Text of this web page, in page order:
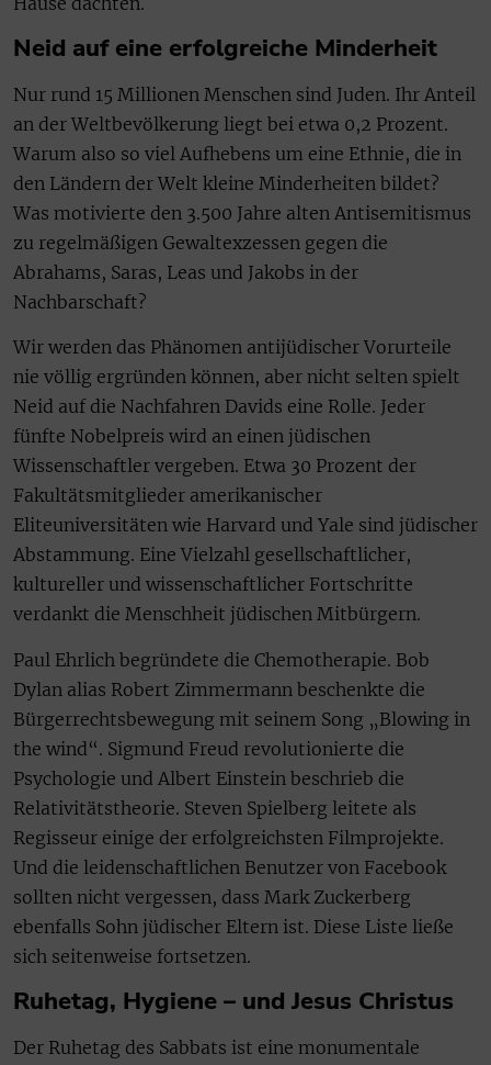
Neid auf eine erfolgreiche Minderheit
Nur rund 15 Millionen Menschen sind Juden. Ihr Anteil
an der Weltbevölkerung liegt bei etwa 0,2 Prozent.
Warum also so viel Aufhebens um eine Ethnie, die in
den Ländern der Welt kleine Minderheiten bildet?
Was motivierte den 3.500 Jahre alten Antisemitismus
zu regelmäßigen Gewaltexzessen gegen die
Abrahams, Saras, Leas und Jakobs in der
Nachbarschaft?
Wir werden das Phänomen antijüdischer Vorurteile
nie völlig ergründen können, aber nicht selten spielt
Neid auf die Nachfahren Davids eine Rolle. Jeder
fünfte Nobelpreis wird an einen jüdischen
Wissenschaftler vergeben. Etwa 30 Prozent der
Fakultätsmitglieder amerikanischer
Eliteuniversitäten wie Harvard und Yale sind jüdischer
Abstammung. Eine Vielzahl gesellschaftlicher,
kultureller und wissenschaftlicher Fortschritte
verdankt die Menschheit jüdischen Mitbürgern.
Paul Ehrlich begründete die Chemotherapie. Bob
Dylan alias Robert Zimmermann beschenkte die
Bürgerrechtsbewegung mit seinem Song „Blowing in
the wind“. Sigmund Freud revolutionierte die
Psychologie und Albert Einstein beschrieb die
Relativitätstheorie. Steven Spielberg leitete als
Regisseur einige der erfolgreichsten Filmprojekte.
Und die leidenschaftlichen Benutzer von Facebook
sollten nicht vergessen, dass Mark Zuckerberg
ebenfalls Sohn jüdischer Eltern ist. Diese Liste ließe
sich seitenweise fortsetzen.
Ruhetag, Hygiene – und Jesus Christus
Der Ruhetag des Sabbats ist eine monumentale